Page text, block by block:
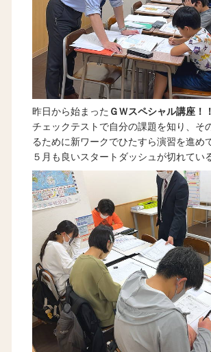
昨日から始まった ＧＷスペシャル講座！！
チェックテストで自分の課題を知り、そ
るために新ワークでひたすら演習を進め
５月も良いスタートダッシュが切れてい